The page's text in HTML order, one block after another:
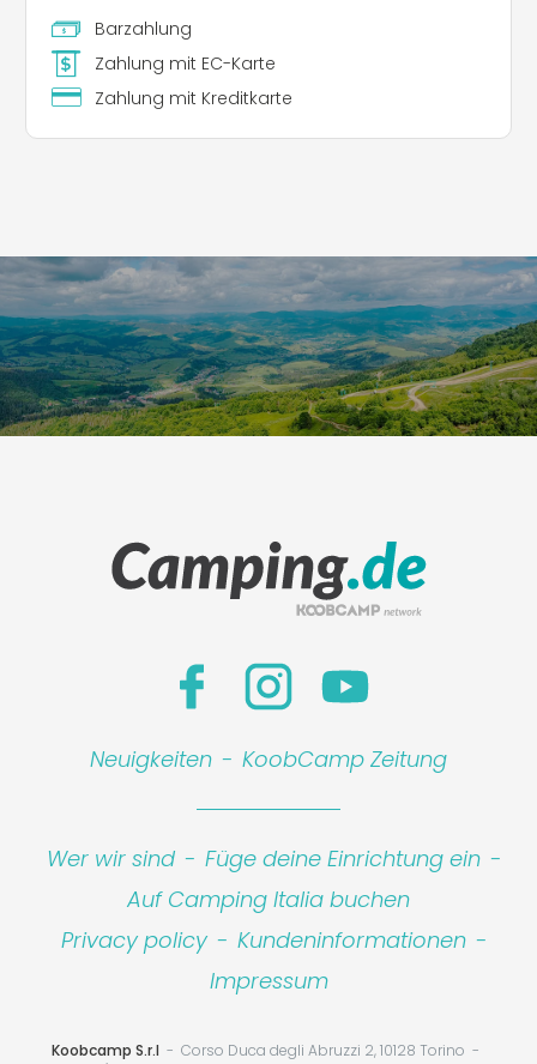
Leaflet |©Koobcamp S.r.l.
Barzahlung
Zahlung mit EC-Karte
Zahlung mit Kreditkarte
Neuigkeiten - KoobCamp Zeitung
Wer wir sind - Füge deine Einrichtung ein -
Auf Camping Italia buchen
Privacy policy - Kundeninformationen -
Impressum
Koobcamp S.r.l
Corso Duca degli Abruzzi 2, 10128 Torino